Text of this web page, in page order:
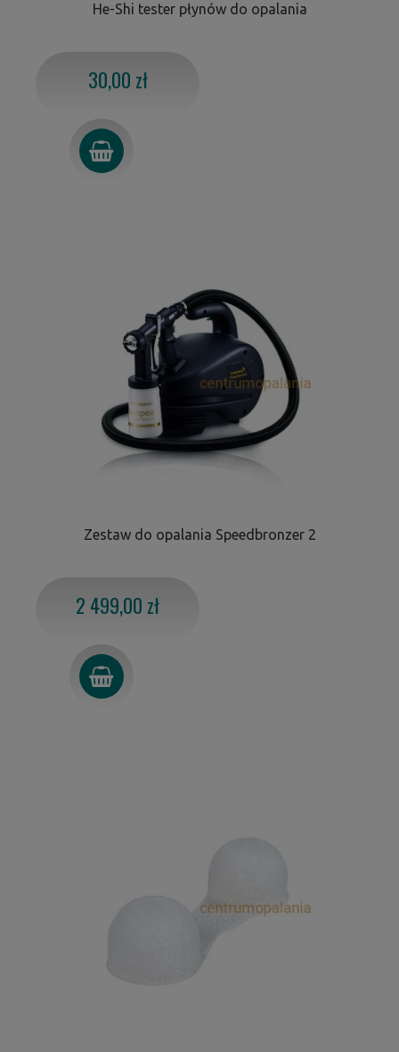
He-Shi tester płynów do opalania
30,00 zł
Zestaw do opalania Speedbronzer 2
2 499,00 zł